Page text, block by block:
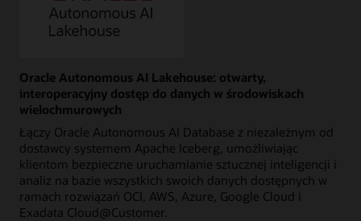
Oracle Autonomous AI Lakehouse: otwarty,
interoperacyjny dostęp do danych w środowiskach
wielochmurowych
Łączy Oracle Autonomous AI Database z niezależnym od
dostawcy systemem Apache Iceberg, umożliwiając
klientom bezpieczne uruchamianie sztucznej inteligencji i
analiz na bazie wszystkich swoich danych dostępnych w
ramach rozwiązań OCI, AWS, Azure, Google Cloud i
Exadata Cloud@Customer.